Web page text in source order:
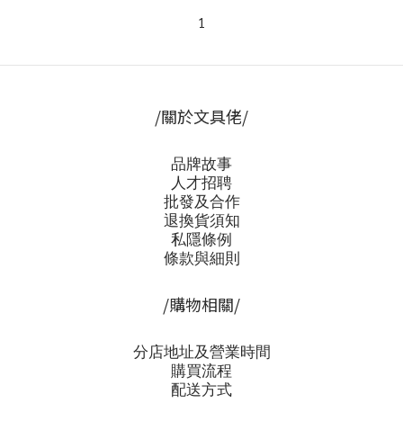
1
/關於文具佬/
品牌故事
人才招聘
批發及合作
退換貨須知
私隱條例
條款與細則
/購物相關/
分店地址及營業時間
購買流程
配送方式